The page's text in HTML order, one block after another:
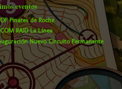
eventos
Pinares de Roche
RAID La Línea
Nuevo Circuito Permanente